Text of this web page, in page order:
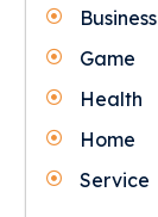
Business
Game
Health
Home
Service